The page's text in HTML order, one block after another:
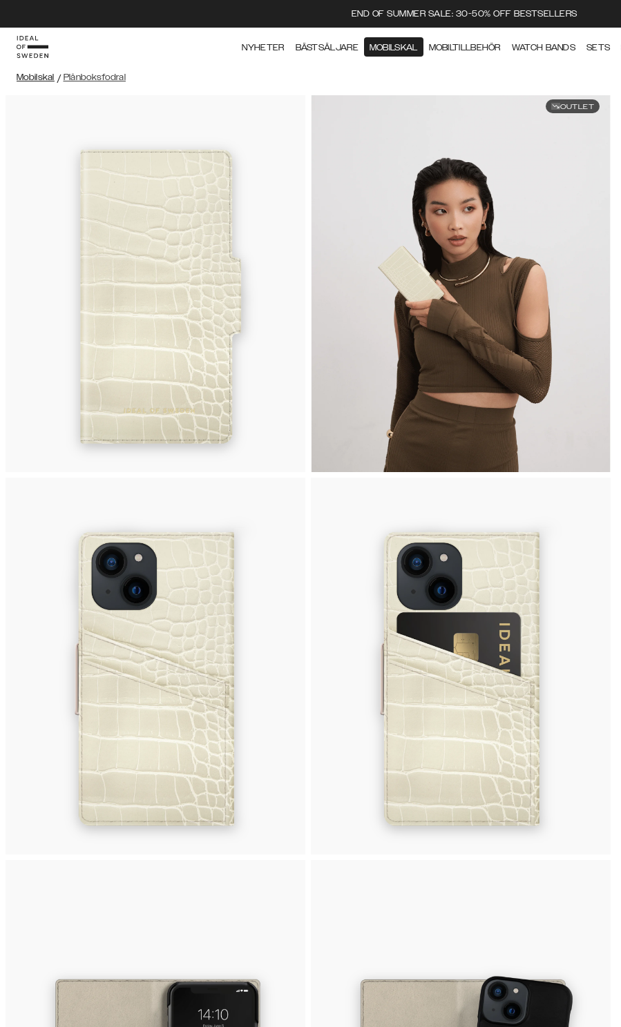
END OF SUMMER SALE: 30-50% OFF BESTSELLERS
NYHETER BÄSTSÄLJARE MOBILSKAL MOBILTILLBEHÖR WATCH BANDS SETS
Mobilskal / Plånboksfodral
OUTLET